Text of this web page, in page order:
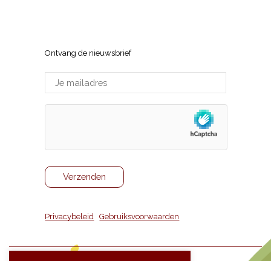
Ontvang de nieuwsbrief
Privacybeleid |Gebruiksvoorwaarden